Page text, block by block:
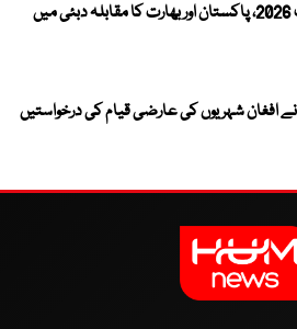
ویمنز ایشیا کپ 2026، پاکستان اور بھارت کا مقابلہ دبئی میں
نے افغان شہریوں کی عارضی قیام کی درخواستیں